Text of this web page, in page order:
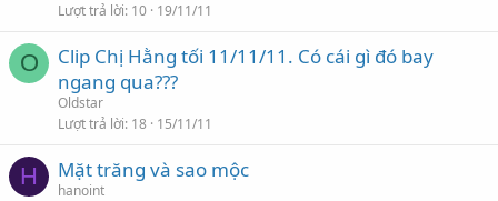
Lượt trả lời 10 19/11/11
O
Clip Chị Hằng tối 11/11/11. Có cái gì đó bay
ngang qua???
Oldstar
Lượt trả lời 18 15/11/11
H Mặt trăng và sao mộc
hanoint